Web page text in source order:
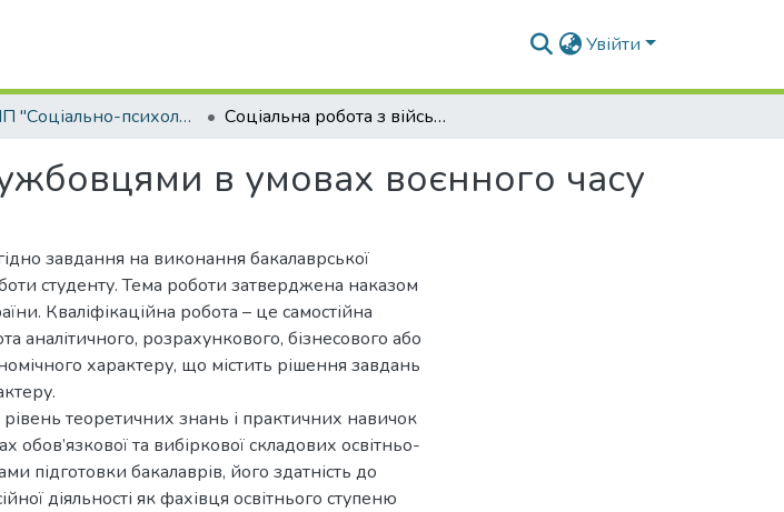
Увійти
ОПП "Соціально-психологічна реабілітація" Соціальна робота з військовослужбовцями в умовах воєнного часу
в умовах воєнного часу
завдання на виконання бакалаврської
студенту. Тема роботи затверджена наказом
Кваліфікаційна робота – це самостійна
аналітичного, розрахункового, бізнесового або
характеру, що містить рішення завдань
теоретичних знань і практичних навичок
обов’язкової та вибіркової складових освітньо-
підготовки бакалаврів, його здатність до
діяльності як фахівця освітнього ступеню